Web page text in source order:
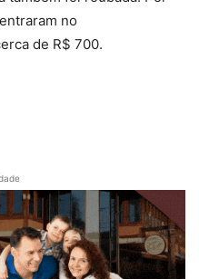
no
de R$ 700.